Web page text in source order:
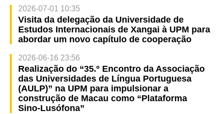
2026-07-01 10:35
Visita da delegação da Universidade de
Estudos Internacionais de Xangai à UPM para
abordar um novo capítulo de cooperação
2026-06-16 23:56
Realização do “35.º Encontro da Associação
das Universidades de Língua Portuguesa
(AULP)” na UPM para impulsionar a
construção de Macau como “Plataforma
Sino-Lusófona”